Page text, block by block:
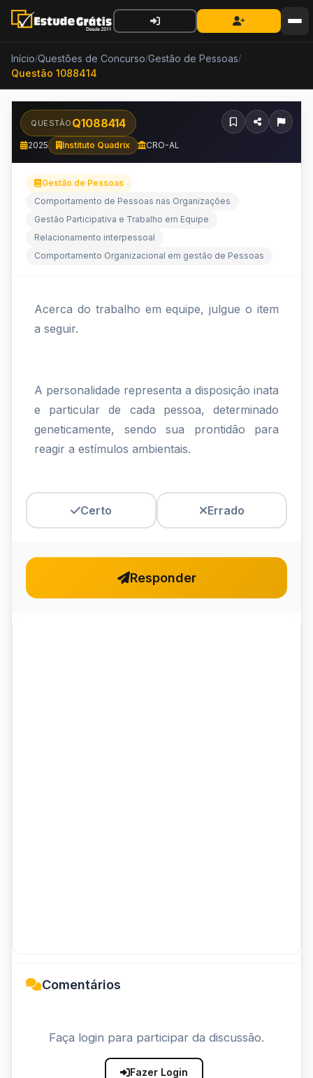
Início/Questões de Concurso/Gestão de Pessoas/
Questão 1088414
QUESTÃO Q1088414
2025 Instituto Quadrix CRO-AL
Gestão de Pessoas
Comportamento de Pessoas nas Organizações
Gestão Participativa e Trabalho em Equipe
Relacionamento interpessoal
Comportamento Organizacional em gestão de Pessoas
Acerca
do
equipe,
julgue
a
seguir.A...
Acerca do trabalho em equipe, julgue o item
a seguir.
A personalidade representa a disposição inata
e particular de cada pessoa, determinado
geneticamente, sendo sua prontidão para
reagir a estímulos ambientais.
Certo Errado
Responder
Comentários
Faça login para participar da discussão.
Fazer Login